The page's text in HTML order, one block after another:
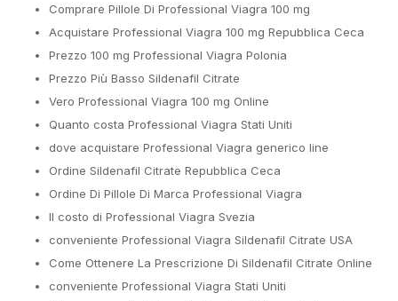
Comprare Pillole Di Professional Viagra 100 mg
Acquistare Professional Viagra 100 mg Repubblica Ceca
Prezzo 100 mg Professional Viagra Polonia
Prezzo Più Basso Sildenafil Citrate
Vero Professional Viagra 100 mg Online
Quanto costa Professional Viagra Stati Uniti
dove acquistare Professional Viagra generico line
Ordine Sildenafil Citrate Repubblica Ceca
Ordine Di Pillole Di Marca Professional Viagra
Il costo di Professional Viagra Svezia
conveniente Professional Viagra Sildenafil Citrate USA
Come Ottenere La Prescrizione Di Sildenafil Citrate Online
conveniente Professional Viagra Stati Uniti